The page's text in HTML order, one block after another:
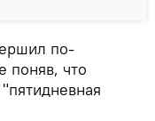
по-
поняв, что